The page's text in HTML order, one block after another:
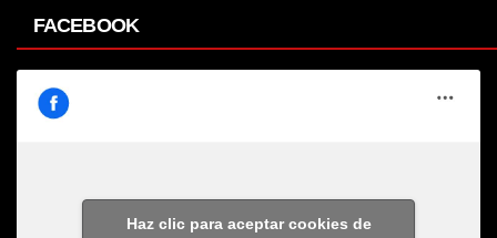
FACEBOOK
Haz clic para aceptar cookies de